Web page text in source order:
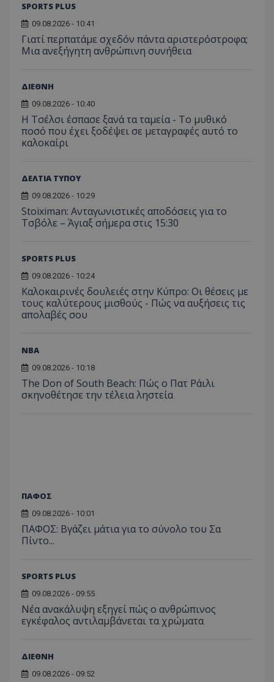
SPORTS PLUS
09.08.2026 - 10:41
Γιατί περπατάμε σχεδόν πάντα αριστερόστροφα;
Μια ανεξήγητη ανθρώπινη συνήθεια
ΔΙΕΘΝΗ
09.08.2026 - 10:40
Η Τσέλσι έσπασε ξανά τα ταμεία - Το μυθικό
ποσό που έχει ξοδέψει σε μεταγραφές αυτό το
καλοκαίρι
ΔΕΛΤΙΑ ΤΥΠΟΥ
09.08.2026 - 10:29
Stoiximan: Ανταγωνιστικές αποδόσεις για το
Τσβόλε – Άγιαξ σήμερα στις 15:30
SPORTS PLUS
09.08.2026 - 10:24
Καλοκαιρινές δουλειές στην Κύπρο: Οι θέσεις με
τους καλύτερους μισθούς - Πώς να αυξήσεις τις
απολαβές σου
NBA
09.08.2026 - 10:18
The Don of South Beach: Πώς ο Πατ Ράιλι
σκηνοθέτησε την τέλεια ληστεία
ΠΑΦΟΣ
09.08.2026 - 10:01
ΠΑΦΟΣ: Βγάζει μάτια για το σύνολο του Σα
Πίντο...
SPORTS PLUS
09.08.2026 - 09:55
Νέα ανακάλυψη εξηγεί πώς ο ανθρώπινος
εγκέφαλος αντιλαμβάνεται τα χρώματα
ΔΙΕΘΝΗ
09.08.2026 - 09:52